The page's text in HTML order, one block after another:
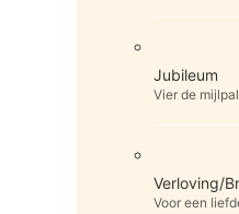
Jubileum
Vier de
Verloving/
Voor een